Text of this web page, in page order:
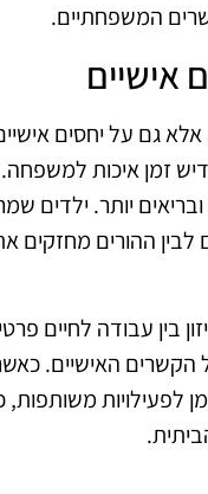
המשפחתיים.
אישיים
גם על יחסים
זמן איכות למשפחה.
יותר. ילדים
ההורים מחזקים
בין עבודה לחיים
הקשרים האישיים.
לפעילויות